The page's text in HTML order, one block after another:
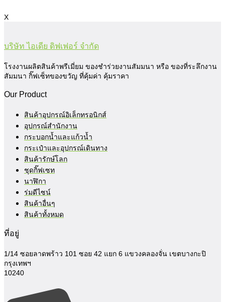
X
บริษัท ไอเดีย ดิฟเฟอร์ จำกัด
โรงงานผลิตสินค้าพรีเมี่ยม ของชำร่วยงานสัมมนา หรือ ของที่ระลึกงาน
สัมมนา กิ๊ฟเซ็ทของขวัญ ที่คุ้มค่า คุ้มราคา
Our Product
สินค้าอุปกรณ์อิเล็กทรอนิกส์
อุปกรณ์สำนักงาน
กระบอกน้ำและแก้วน้ำ
กระเป๋าและอุปกรณ์เดินทาง
สินค้ารักษ์โลก
ชุดกิ๊ฟเซท
นาฬิกา
ร่มดีไซน์
สินค้าอื่นๆ
สินค้าทั้งหมด
ที่อยู่
1/14 ซอยลาดพร้าว 101 ซอย 42 แยก 6 แขวงคลองจั่น เขตบางกะปิ
กรุงเทพฯ
10240